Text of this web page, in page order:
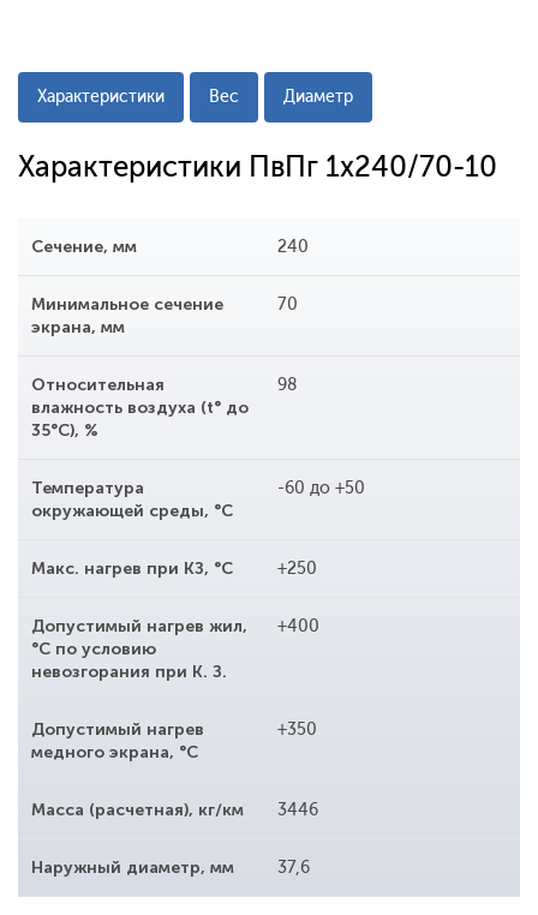
Характеристики Вес Диаметр
Характеристики ПвПг 1x240/70-10
Сечение, мм 240
Минимальное сечение
экрана, мм
70
Относительная
влажность воздуха (t° до
35°С), %
98
Температура
окружающей среды, °С
-60 до +50
Макс. нагрев при КЗ, °С +250
Допустимый нагрев жил,
°С по условию
невозгорания при К. З.
+400
Допустимый нагрев
медного экрана, °С
+350
Масса (расчетная), кг/км 3446
Наружный диаметр, мм 37,6